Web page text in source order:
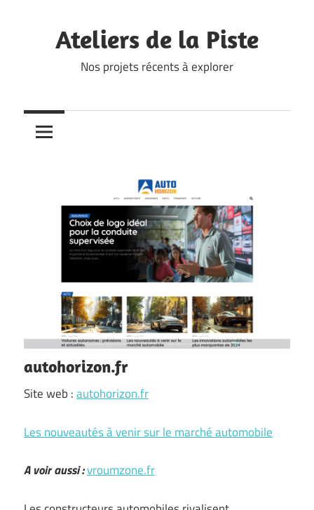
contentAteliers de la Piste
Nos projets récents à explorer
autohorizon.fr
Site web :autohorizon.fr
Les nouveautés à venir sur le marché automobile
A voir aussi :vroumzone.fr